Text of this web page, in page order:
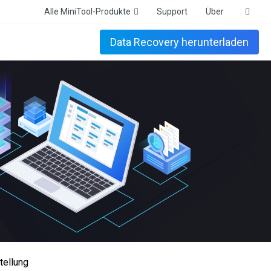
Alle MiniTool-Produkte Support Über
Data Recovery herunterladen